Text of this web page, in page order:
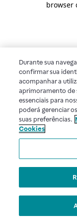
browser
Durante sua
confirmar sua
acompanhar a
aprimoramento de
essenciais para
poderá gerenciar
suas preferências.
Cookies